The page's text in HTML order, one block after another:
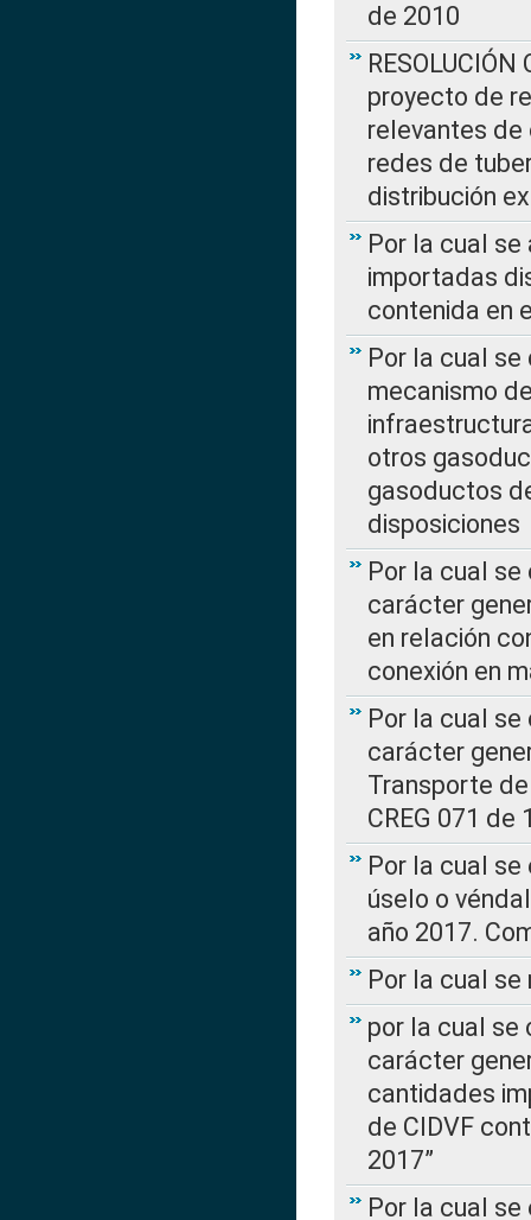
de 2010
proyecto de
relevantes de
redes de
distribución
Por la cual
importadas
contenida en
Por la cual se
mecanismo
otros
gasoductos
disposiciones
Por la cual
carácter
en relación
conexión en
Por la cual
carácter
Transporte
CREG 071 de
Por la cual
úselo o
año 2017.
Por la cual se
por la cual se
carácter
cantidades
de CIDVF
2017”
Por la cual